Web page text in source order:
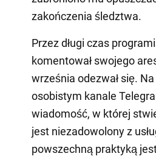
zakończenia śledztwa.
Przez długi czas
komentował swojego
września odezwał się.
osobistym kanale
wiadomość, w której
jest niezadowolony z
powszechną praktyką